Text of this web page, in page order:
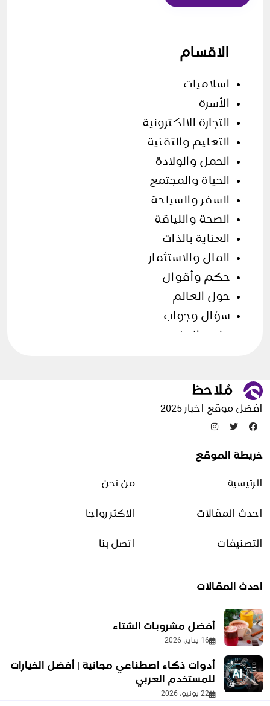
الاقسام
اسلاميات
الأسرة
التجارة الالكترونية
التعليم والتقنية
الحمل والولادة
الحياة والمجتمع
السفر والسياحة
الصحة واللياقة
العناية بالذات
المال والاستثمار
حكم وأقوال
حول العالم
سؤال وجواب
علوم الارض
مقالات منوعة
تدوينات عشوائية
أفضل مشروب للقولون
والانتفاخ وطرق تهدئة المعدة
افضل موقع اخبار 2025
خريطة الموقع
الرئيسية من نحن
احدث المقالات الاكثر رواجا
التصنيفات اتصل بنا
احدث المقالات
أفضل مشروبات الشتاء
16 يناير، 2026
أدوات ذكاء اصطناعي مجانية | أفضل الخيارات
للمستخدم العربي
22 يونيو، 2026